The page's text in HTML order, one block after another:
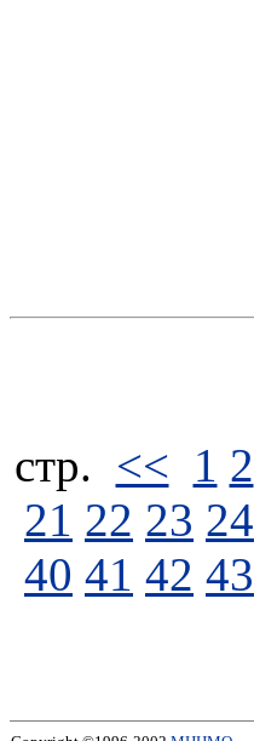
стp. << 1 2
21 22 23 24
40 41 42 43